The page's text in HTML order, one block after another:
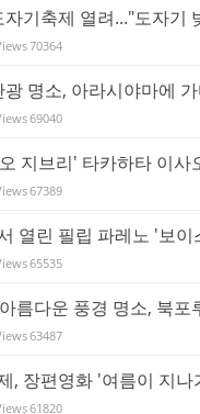
기축제 열려..."도자기
70364
명소, 아라시야마에
69040
지브리' 타카하타 이사
67389
열린 필립 파레노 '보이
65535
름다운 풍경 명소, 북포
63487
, 장편영화 '여름이 지나
61820